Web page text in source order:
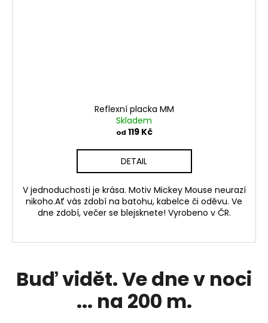
Reflexní placka MM
Skladem
od 119 Kč
DETAIL
V jednoduchosti je krása. Motiv Mickey Mouse neurazí
nikoho.Ať vás zdobí na batohu, kabelce či oděvu. Ve
dne zdobí, večer se blejsknete! Vyrobeno v ČR.
Buď vidět. Ve dne v noci
... na 200 m.